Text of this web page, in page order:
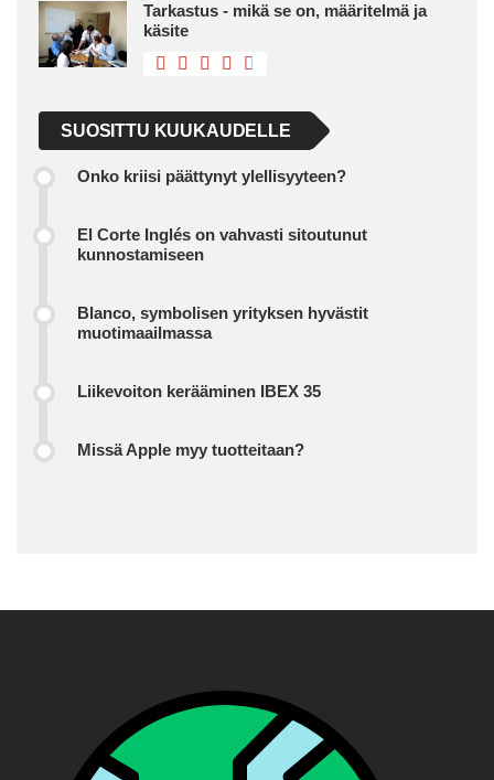
Tarkastus - mikä se on, määritelmä ja
käsite
SUOSITTU KUUKAUDELLE
Onko kriisi päättynyt ylellisyyteen?
El Corte Inglés on vahvasti sitoutunut
kunnostamiseen
Blanco, symbolisen yrityksen hyvästit
muotimaailmassa
Liikevoiton kerääminen IBEX 35
Missä Apple myy tuotteitaan?